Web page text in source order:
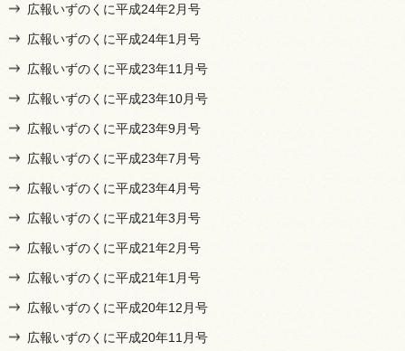
広報いずのくに平成24年2月号
広報いずのくに平成24年1月号
広報いずのくに平成23年11月号
広報いずのくに平成23年10月号
広報いずのくに平成23年9月号
広報いずのくに平成23年7月号
広報いずのくに平成23年4月号
広報いずのくに平成21年3月号
広報いずのくに平成21年2月号
広報いずのくに平成21年1月号
広報いずのくに平成20年12月号
広報いずのくに平成20年11月号